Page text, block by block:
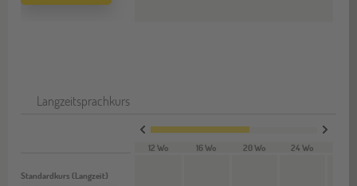
Langzeitsprachkurs
Standardkurs (Langzeit)
12 Wo 16 Wo 20 Wo 24 Wo